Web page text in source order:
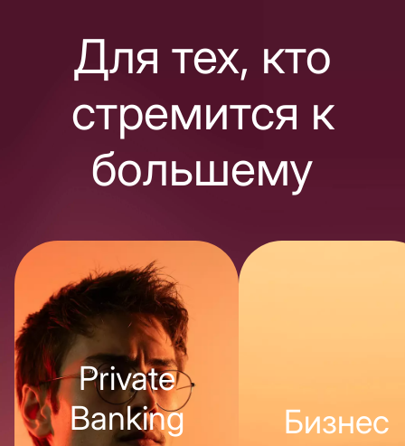
Для тех, кто
стремится к
большему
Private
Banking
Бизнес